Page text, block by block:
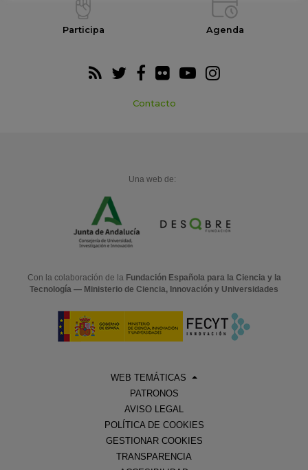
Participa Agenda
Contacto
Una web de:
Con la colaboración de la Fundación Española para la Ciencia y la
Tecnología — Ministerio de Ciencia, Innovación y Universidades
WEB TEMÁTICAS
PATRONOS
AVISO LEGAL
POLÍTICA DE COOKIES
GESTIONAR COOKIES
TRANSPARENCIA